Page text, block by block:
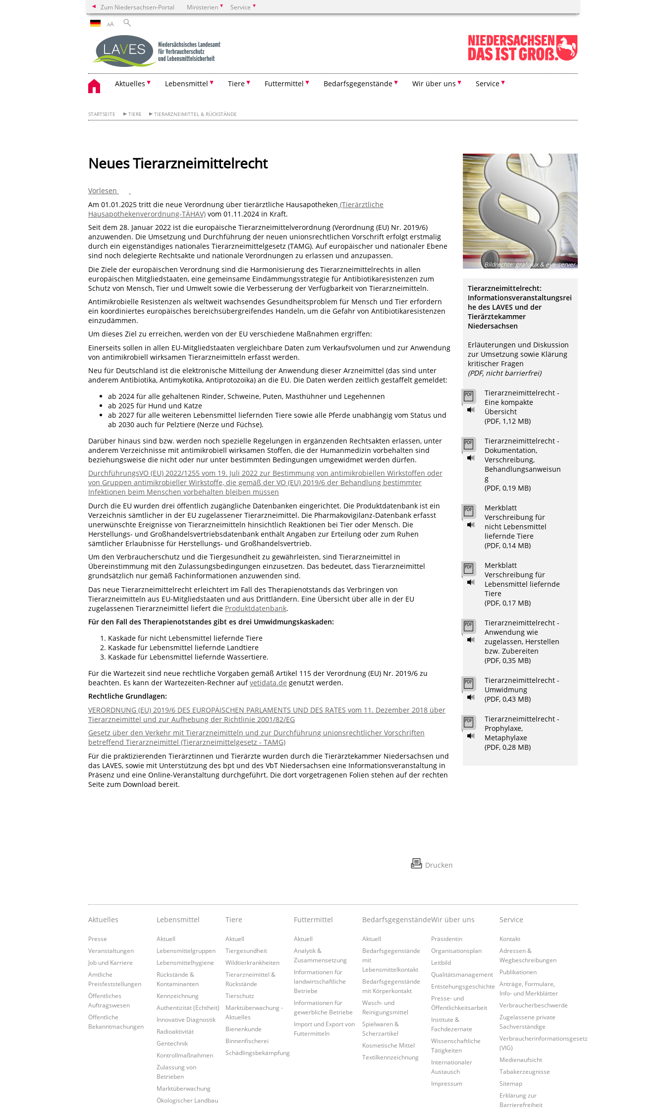
Zum Niedersachsen-Portal Ministerien Service
AA
Aktuelles Lebensmittel Tiere Futtermittel Bedarfsgegenstände Wir über uns Service
STARTSEITE TIERE TIERARZNEIMITTEL & RÜCKSTÄNDE
Neues Tierarzneimittelrecht
Vorlesen
Am 01.01.2025 tritt die neue Verordnung über tierärztliche Hausapotheken (Tierärztliche
Hausapothekenverordnung-TÄHAV) vom 01.11.2024 in Kraft.
Seit dem 28. Januar 2022 ist die europäische Tierarzneimittelverordnung (Verordnung (EU) Nr. 2019/6)
anzuwenden. Die Umsetzung und Durchführung der neuen unionsrechtlichen Vorschrift erfolgt erstmalig
durch ein eigenständiges nationales Tierarzneimittelgesetz (TAMG). Auf europäischer und nationaler Ebene
sind noch delegierte Rechtsakte und nationale Verordnungen zu erlassen und anzupassen.
Die Ziele der europäischen Verordnung sind die Harmonisierung des Tierarzneimittelrechts in allen
europäischen Mitgliedstaaten, eine gemeinsame Eindämmungsstrategie für Antibiotikaresistenzen zum
Schutz von Mensch, Tier und Umwelt sowie die Verbesserung der Verfügbarkeit von Tierarzneimitteln.
Antimikrobielle Resistenzen als weltweit wachsendes Gesundheitsproblem für Mensch und Tier erfordern
ein koordiniertes europäisches bereichsübergreifendes Handeln, um die Gefahr von Antibiotikaresistenzen
einzudämmen.
Um dieses Ziel zu erreichen, werden von der EU verschiedene Maßnahmen ergriffen:
Einerseits sollen in allen EU-Mitgliedstaaten vergleichbare Daten zum Verkaufsvolumen und zur Anwendung
von antimikrobiell wirksamen Tierarzneimitteln erfasst werden.
Neu für Deutschland ist die elektronische Mitteilung der Anwendung dieser Arzneimittel (das sind unter
anderem Antibiotika, Antimykotika, Antiprotozoika) an die EU. Die Daten werden zeitlich gestaffelt gemeldet:
ab 2024 für alle gehaltenen Rinder, Schweine, Puten, Masthühner und Legehennen
ab 2025 für Hund und Katze
ab 2027 für alle weiteren Lebensmittel liefernden Tiere sowie alle Pferde unabhängig vom Status und
ab 2030 auch für Pelztiere (Nerze und Füchse).
Darüber hinaus sind bzw. werden noch spezielle Regelungen in ergänzenden Rechtsakten erlassen, unter
anderem Verzeichnisse mit antimikrobiell wirksamen Stoffen, die der Humanmedizin vorbehalten sind
beziehungsweise die nicht oder nur unter bestimmten Bedingungen umgewidmet werden dürfen.
DurchführungsVO (EU) 2022/1255 vom 19. Juli 2022 zur Bestimmung von antimikrobiellen Wirkstoffen oder
von Gruppen antimikrobieller Wirkstoffe, die gemäß der VO (EU) 2019/6 der Behandlung bestimmter
Infektionen beim Menschen vorbehalten bleiben müssen
Durch die EU wurden drei öffentlich zugängliche Datenbanken eingerichtet. Die Produktdatenbank ist ein
Verzeichnis sämtlicher in der EU zugelassener Tierarzneimittel. Die Pharmakovigilanz-Datenbank erfasst
unerwünschte Ereignisse von Tierarzneimitteln hinsichtlich Reaktionen bei Tier oder Mensch. Die
Herstellungs- und Großhandelsvertriebsdatenbank enthält Angaben zur Erteilung oder zum Ruhen
sämtlicher Erlaubnisse für Herstellungs- und Großhandelsvertrieb.
Um den Verbraucherschutz und die Tiergesundheit zu gewährleisten, sind Tierarzneimittel in
Übereinstimmung mit den Zulassungsbedingungen einzusetzen. Das bedeutet, dass Tierarzneimittel
grundsätzlich nur gemäß Fachinformationen anzuwenden sind.
Das neue Tierarzneimittelrecht erleichtert im Fall des Therapienotstands das Verbringen von
Tierarzneimitteln aus EU-Mitgliedstaaten und aus Drittländern. Eine Übersicht über alle in der EU
zugelassenen Tierarzneimittel liefert die Produktdatenbank.
Für den Fall des Therapienotstandes gibt es drei Umwidmungskaskaden:
Kaskade für nicht Lebensmittel liefernde Tiere
Kaskade für Lebensmittel liefernde Landtiere
Kaskade für Lebensmittel liefernde Wassertiere.
Für die Wartezeit sind neue rechtliche Vorgaben gemäß Artikel 115 der Verordnung (EU) Nr. 2019/6 zu
beachten. Es kann der Wartezeiten-Rechner aufvetidata.de genutzt werden.
Rechtliche Grundlagen:
VERORDNUNG (EU) 2019/6 DES EUROPÄISCHEN PARLAMENTS UND DES RATES vom 11. Dezember 2018 über
Tierarzneimittel und zur Aufhebung der Richtlinie 2001/82/EG
Gesetz über den Verkehr mit Tierarzneimitteln und zur Durchführung unionsrechtlicher Vorschriften
betreffend Tierarzneimittel (Tierarzneimittelgesetz - TAMG)
Für die praktizierenden Tierärztinnen und Tierärzte wurden durch die Tierärztekammer Niedersachsen und
das LAVES, sowie mit Unterstützung des bpt und des VbT Niedersachsen eine Informationsveranstaltung in
Präsenz und eine Online-Veranstaltung durchgeführt. Die dort vorgetragenen Folien stehen auf der rechten
Seite zum Download bereit.
Drucken
Bildrechte:grafolux & eye-server
Tierarzneimittelrecht:
Informationsveranstaltungsrei
he des LAVES und der
Tierärztekammer
Niedersachsen
Erläuterungen und Diskussion
zur Umsetzung sowie Klärung
kritischer Fragen
(PDF, nicht barrierfrei)
Tierarzneimittelrecht -
Eine kompakte
Übersicht
(PDF, 1,12 MB)
Tierarzneimittelrecht -
Dokumentation,
Verschreibung,
Behandlungsanweisun
g
(PDF, 0,19 MB)
Merkblatt
Verschreibung für
nicht Lebensmittel
liefernde Tiere
(PDF, 0,14 MB)
Merkblatt
Verschreibung für
Lebensmittel liefernde
Tiere
(PDF, 0,17 MB)
Tierarzneimittelrecht -
Anwendung wie
zugelassen, Herstellen
bzw. Zubereiten
(PDF, 0,35 MB)
Tierarzneimittelrecht -
Umwidmung
(PDF, 0,43 MB)
Tierarzneimittelrecht -
Prophylaxe,
Metaphylaxe
(PDF, 0,28 MB)
Aktuelles
Presse
Veranstaltungen
Job und Karriere
Amtliche
Preisfeststellungen
Öffentliches
Auftragswesen
Öffentliche
Bekanntmachungen
Lebensmittel
Aktuell
Lebensmittelgruppen
Lebensmittelhygiene
Rückstände &
Kontaminanten
Kennzeichnung
Authentizität (Echtheit)
Innovative Diagnostik
Radioaktivität
Gentechnik
Kontrollmaßnahmen
Zulassung von
Betrieben
Marktüberwachung
Ökologischer Landbau
Tiere
Aktuell
Tiergesundheit
Wildtierkrankheiten
Tierarzneimittel &
Rückstände
Tierschutz
Marktüberwachung -
Aktuelles
Bienenkunde
Binnenfischerei
Schädlingsbekämpfung
Futtermittel
Aktuell
Analytik &
Zusammensetzung
Informationen für
landwirtschaftliche
Betriebe
Informationen für
gewerbliche Betriebe
Import und Export von
Futtermitteln
Bedarfsgegenstände
Aktuell
Bedarfsgegenstände
mit
Lebensmittelkontakt
Bedarfsgegenstände
mit Körperkontakt
Wasch- und
Reinigungsmittel
Spielwaren &
Scherzartikel
Kosmetische Mittel
Textilkennzeichnung
Wir über uns
Präsidentin
Organisationsplan
Leitbild
Qualitätsmanagement
Entstehungsgeschichte
Presse- und
Öffentlichkeitsarbeit
Institute &
Fachdezernate
Wissenschaftliche
Tätigkeiten
Internationaler
Austausch
Impressum
Service
Kontakt
Adressen &
Wegbeschreibungen
Publikationen
Anträge, Formulare,
Info- und Merkblätter
Verbraucherbeschwerde
Zugelassene private
Sachverständige
Verbraucherinformationsgesetz
(VIG)
Medienaufsicht
Tabakerzeugnisse
Sitemap
Erklärung zur
Barrierefreiheit